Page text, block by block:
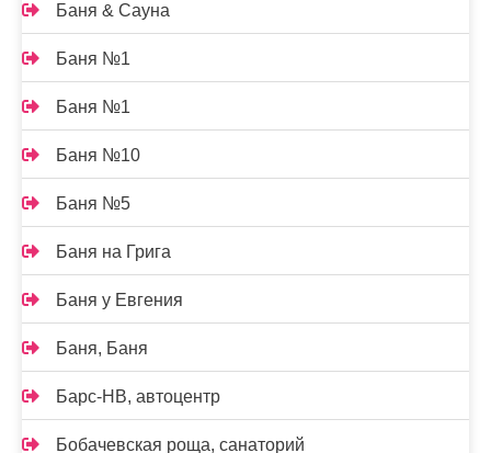
Баня & Сауна
Баня №1
Баня №1
Баня №10
Баня №5
Баня на Грига
Баня у Евгения
Баня, Баня
Барс-НВ, автоцентр
Бобачевская роща, санаторий